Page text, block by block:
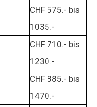
CHF 575.- bis
1035.-
CHF 710.- bis
1230.-
CHF 885.- bis
1470.-